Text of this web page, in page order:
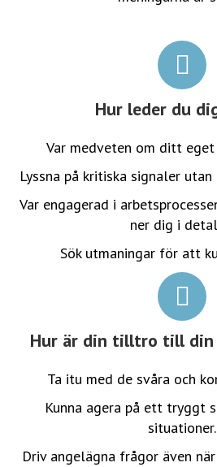
Hur leder du
Var medveten om ditt
Lyssna på kritiska signaler
Var engagerad i
ner dig i
Sök utmaningar för att
Hur är din tilltro till din
Ta itu med de svåra och
Kunna agera på ett tryggt
situationer.
Driv angelägna frågor även